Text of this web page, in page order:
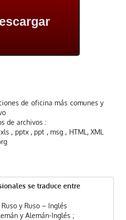
de oficina más comunes y
de archivos :
, pptx , ppt , msg , HTML, XML
se traduce entre
y Ruso – Inglés
y Alemán-Inglés ;